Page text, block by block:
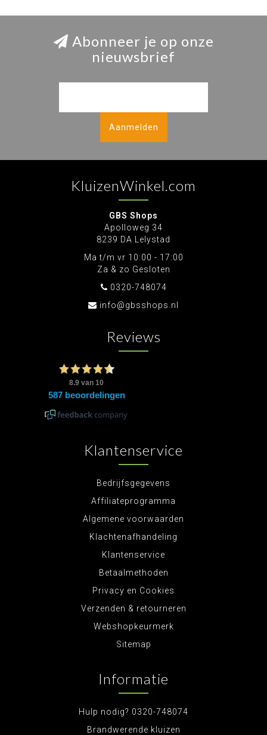
Abonneer je op onze
nieuwsbrief
Aanmelden
KluizenWinkel.com
GBS Shops
Apolloweg 34
8239 DA Lelystad
Ma t/m vr 10:00 - 17:00
Za & zo Gesloten
0320-748074
info@gbsshops.nl
Reviews
Klantenservice
Bedrijfsgegevens
Affiliateprogramma
Algemene voorwaarden
Klachtenafhandeling
Klantenservice
Betaalmethoden
Privacy en Cookies
Verzenden & retourneren
Webshopkeurmerk
Sitemap
Informatie
Hulp nodig? 0320-748074
Brandwerende kluizen